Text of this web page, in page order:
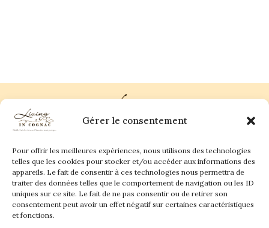
Gérer le consentement
Pour offrir les meilleures expériences, nous utilisons des technologies
telles que les cookies pour stocker et/ou accéder aux informations des
appareils. Le fait de consentir à ces technologies nous permettra de
traiter des données telles que le comportement de navigation ou les ID
uniques sur ce site. Le fait de ne pas consentir ou de retirer son
consentement peut avoir un effet négatif sur certaines caractéristiques
et fonctions.
Plan du site
Living in Cognac Land
Culture & Patrimoine
La vigne & Le verre
Newsletter
Dégustation sensorielle & Écriture
Derrière les textes
Contact
anne@livingincognac.com